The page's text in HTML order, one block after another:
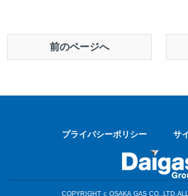
前のページへ
プライバシーポリシー サ
COPYRIGHT c OSAKA GAS